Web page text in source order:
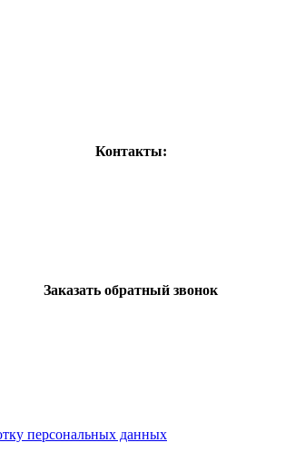
Контакты:
Заказать обратный звонок
персональных данных